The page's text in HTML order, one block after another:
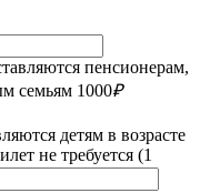
пенсионерам,
семьям 1000₽
детям в возрасте
не требуется (1